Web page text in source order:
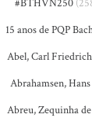
#BTHVN250
15 anos de PQP
Abel, Carl Friedrich
Abrahamsen, Hans
Abreu, Zequinha de